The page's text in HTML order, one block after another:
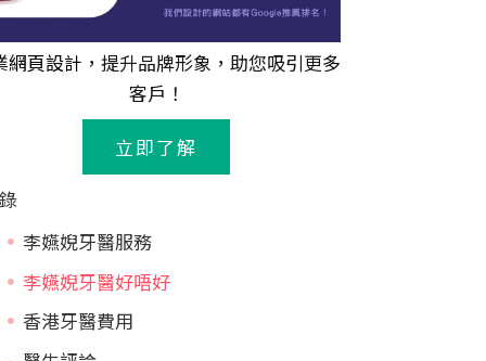
網頁設計 ，提升品牌形象，助您吸引更多
客戶！
立即了解
李嬿婗牙醫服務
李嬿婗牙醫好唔好
香港牙醫費用